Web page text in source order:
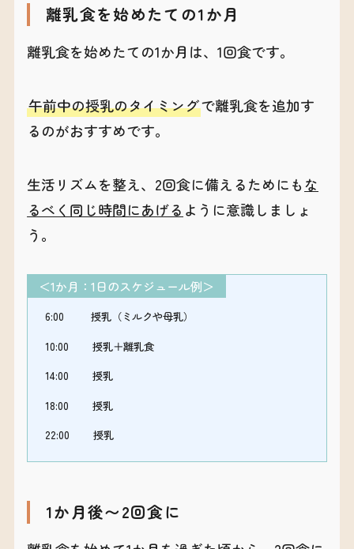
離乳食を始めたての1か月
離乳食を始めたての1か月は、1回食です。
午前中の授乳のタイミングで離乳食を追加す
るのがおすすめです。
生活リズムを整え、2回食に備えるためにもな
るべく同じ時間にあげる ように意識しましょ
う。
＜1か月：1日のスケジュール例＞
6:00 授乳（ミルクや母乳）
10:00 授乳＋離乳食
14:00 授乳
18:00 授乳
22:00 授乳
1か月後〜2回食に